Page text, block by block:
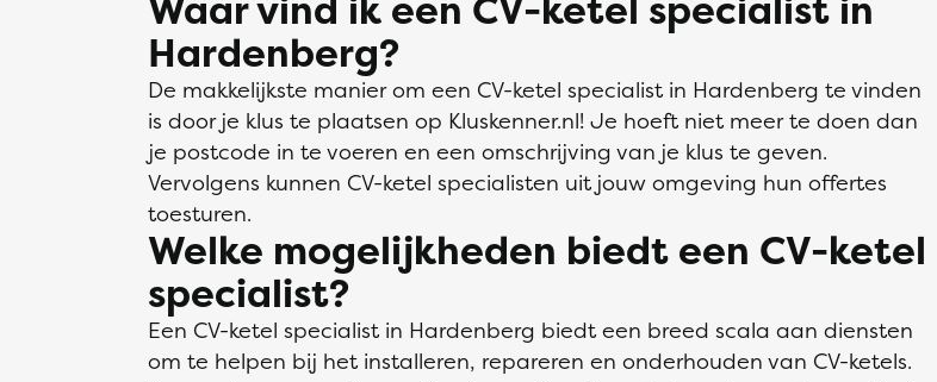
Hardenberg?
De makkelijkste manier om een CV-ketel specialist in Hardenberg te vinden
is door je klus te plaatsen op Kluskenner.nl! Je hoeft niet meer te doen dan
je postcode in te voeren en een omschrijving van je klus te geven.
Vervolgens kunnen CV-ketel specialisten uit jouw omgeving hun offertes
toesturen.
Welke mogelijkheden biedt een CV-ketel
specialist?
Een CV-ketel specialist in Hardenberg biedt een breed scala aan diensten
om te helpen bij het installeren, repareren en onderhouden van CV-ketels.